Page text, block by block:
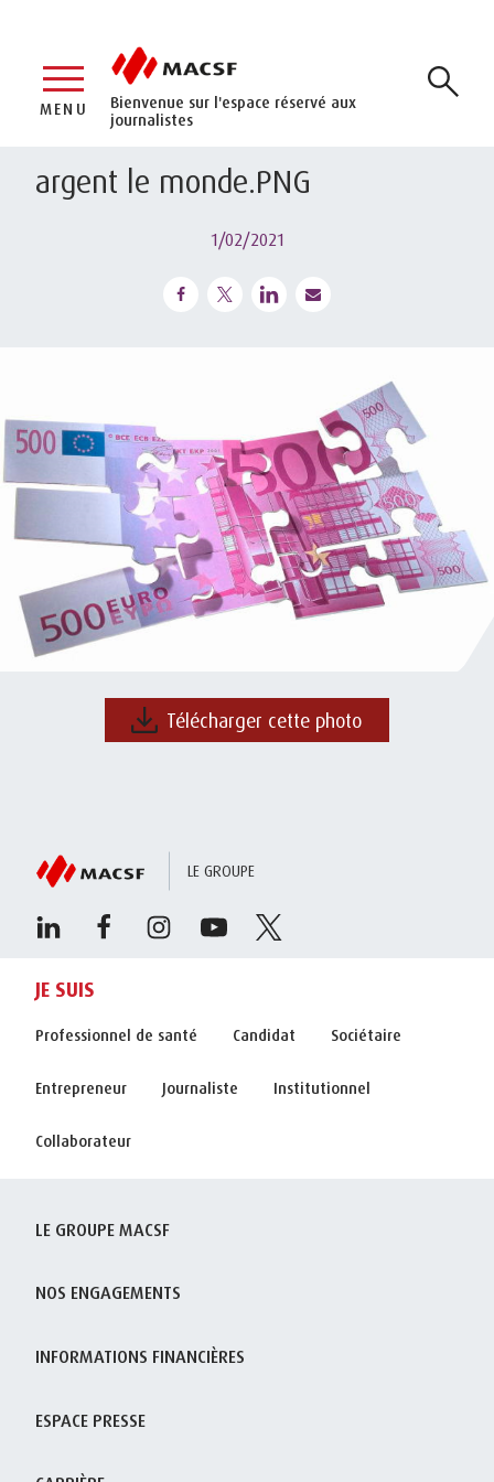
Bienvenue sur l'espace réservé aux
journalistes
MENU
argent le monde.PNG
1/02/2021
Télécharger cette photo
LE GROUPE
JE SUIS
Professionnel de santé Candidat Sociétaire
Entrepreneur Journaliste Institutionnel
Collaborateur
LE GROUPE MACSF
NOS ENGAGEMENTS
INFORMATIONS FINANCIÈRES
ESPACE PRESSE